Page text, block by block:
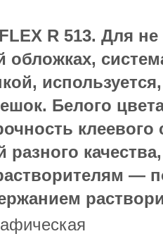
R 513. Для
обложках,
Белого
разного
—